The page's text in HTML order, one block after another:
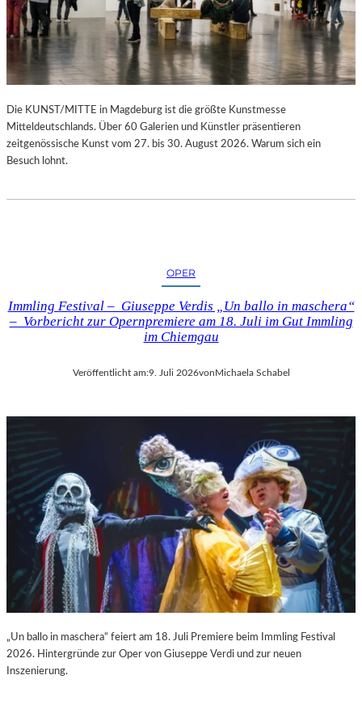
Die KUNST/MITTE in Magdeburg ist die größte Kunstmesse
Mitteldeutschlands. Über 60 Galerien und Künstler präsentieren
zeitgenössische Kunst vom 27. bis 30. August 2026. Warum sich ein
Besuch lohnt.
OPER
Immling Festival – Giuseppe Verdis „Un ballo in maschera“
– Vorbericht zur Opernpremiere am 18. Juli im Gut Immling
im Chiemgau
Veröffentlicht am:9. Juli 2026vonMichaela Schabel
„Un ballo in maschera“ feiert am 18. Juli Premiere beim Immling Festival
2026. Hintergründe zur Oper von Giuseppe Verdi und zur neuen
Inszenierung.